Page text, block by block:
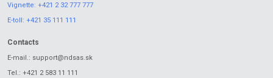
Vignette: +421 2 32 777 777
E-toll: +421 35 111 111
Contacts
E-mail.: support@ndsas.sk
Tel.: +421 2 583 11 111